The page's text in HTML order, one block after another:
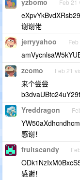
Feb 21
谢谢佬
jerryyahoo Feb
zcomo Feb 21
来个尝尝
b3dvaUBtc24uY29t
Yreddragon
感谢！
fruitscandy
感谢！